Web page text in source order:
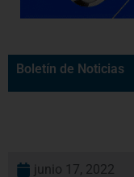
Boletín de Noticias
junio 17, 2022